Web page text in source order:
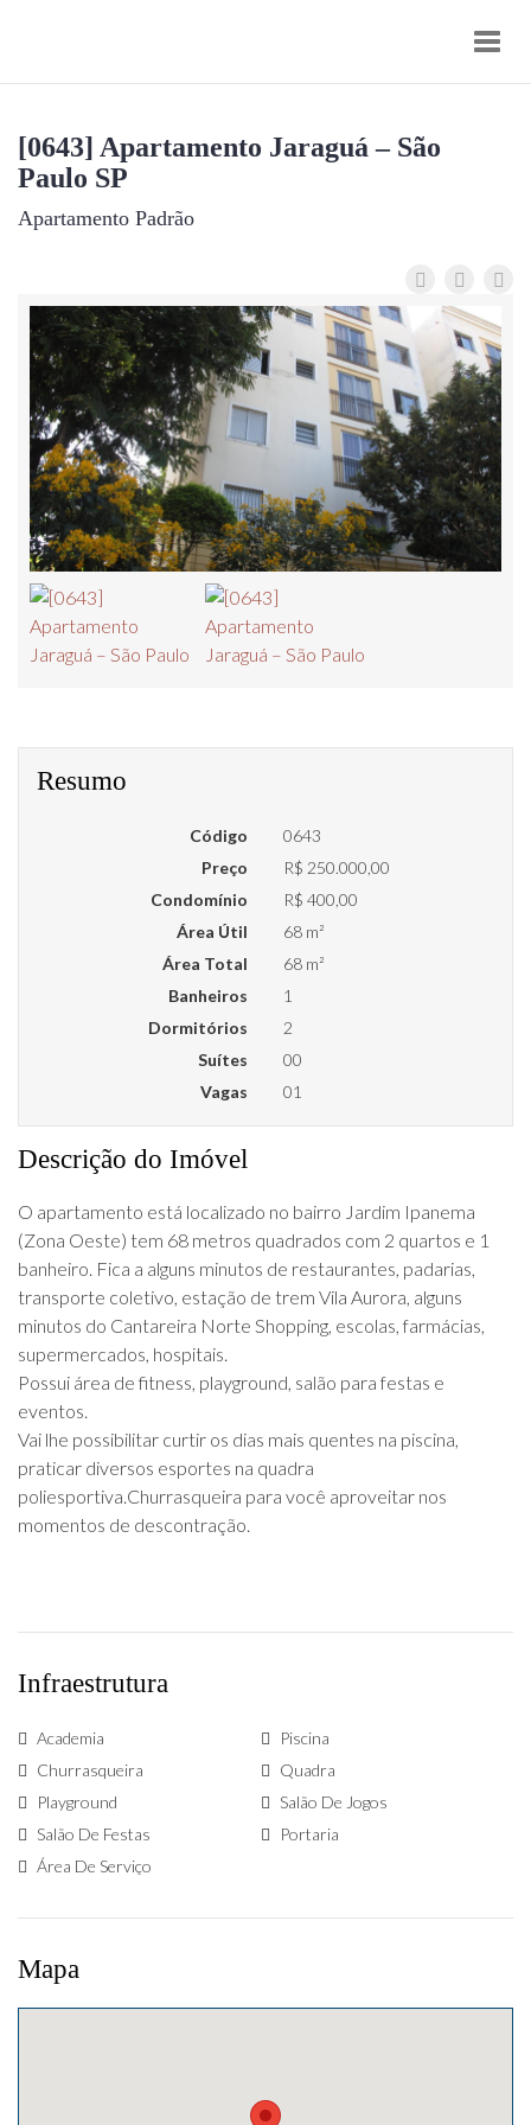
[0643] Apartamento Jaraguá – São
Paulo SP
Apartamento Padrão
Resumo
Código
0643
Preço
R$ 250.000,00
Condomínio
R$ 400,00
Área Útil
68 m²
Área Total
68 m²
Banheiros
1
Dormitórios
2
Suítes
00
Vagas
01
Descrição do Imóvel
O apartamento está localizado no bairro Jardim Ipanema
(Zona Oeste) tem 68 metros quadrados com 2 quartos e 1
banheiro. Fica a alguns minutos de restaurantes, padarias,
transporte coletivo, estação de trem Vila Aurora, alguns
minutos do Cantareira Norte Shopping, escolas, farmácias,
supermercados, hospitais.
Possui área de fitness, playground, salão para festas e
eventos.
Vai lhe possibilitar curtir os dias mais quentes na piscina,
praticar diversos esportes na quadra
poliesportiva.Churrasqueira para você aproveitar nos
momentos de descontração.
Infraestrutura
Academia
Piscina
Churrasqueira
Quadra
Playground
Salão De Jogos
Salão De Festas
Portaria
Área De Serviço
Mapa